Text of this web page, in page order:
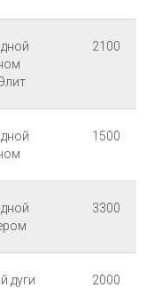
2100
1500
3300
дуги 2000